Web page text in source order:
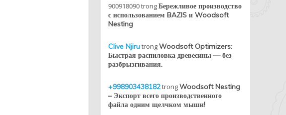
900918090trongБережливое производство
с использованием BAZIS и Woodsoft
Nesting
Clive NjirutrongWoodsoft Optimizers:
Быстрая распиловка древесины — без
разбрызгивания.
+998903438182trongWoodsoft Nesting
– Экспорт всего производственного
файла одним щелчком мыши!